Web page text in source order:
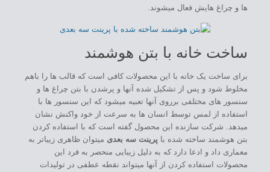
ها و چراغ هایش فعال میشوند.
ساخت خانه با بتن هوشمند
برای ساخت یک خانه با این محصولات کافی است که قالب ها را باهم
مخلوط شود و پس از تشکیل شده آنها و پرشدن با بتن چراغ ها و
سنسور های مختلفی برروی آنها تعبیه میشود که این سنسور ها با
استفاده از لمس توسط انسان ها به سرعت از خود واکنش نشان
میدهد. شرکت سازنده این محصول گفته است که با استفاده کردن
بتن هوشمند ساخته شده با پرینت سه بعدی میتوان ظاهری زیباتر به
معماری داد و ادعا دارد که به دلیل زیبایی منحصر به فرد این
محصولات استفاده کردن از آنها میتواند نقطه عطفی در تولیدات